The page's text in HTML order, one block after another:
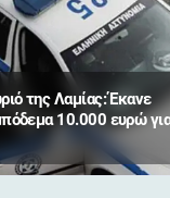
της Λαμίας: Έκανε
10.000 ευρώ